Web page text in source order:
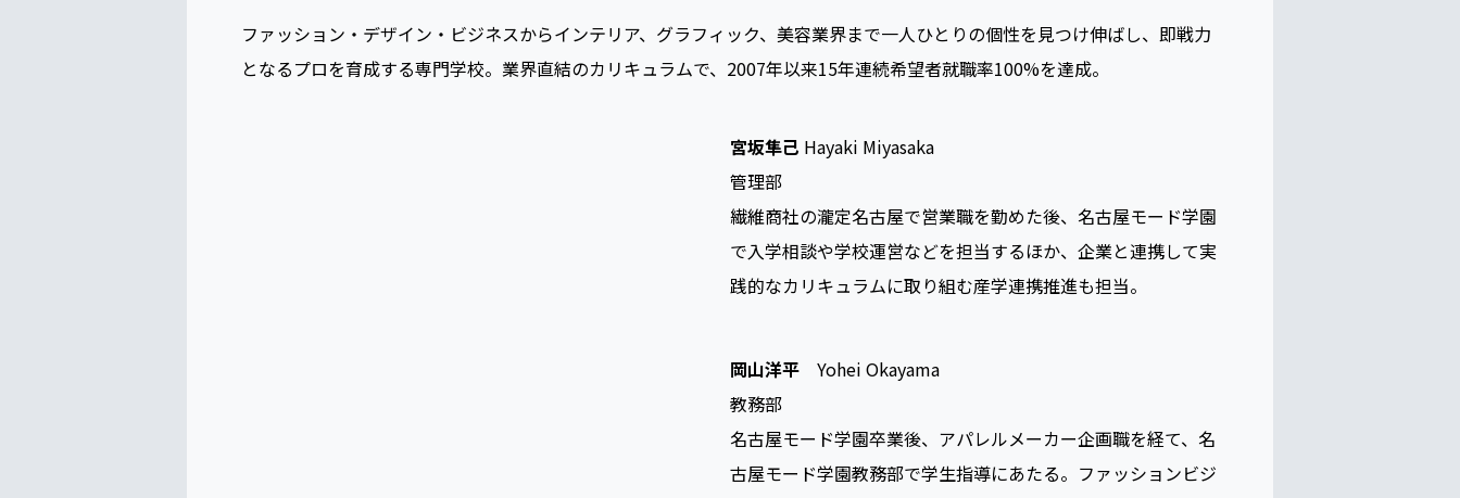
ファッション・デザイン・ビジネスからインテリア、グラフィック、美容業界まで一人ひとりの個性を見つけ伸ばし、即戦力
となるプロを育成する専門学校。業界直結のカリキュラムで、2007年以来15年連続希望者就職率100%を達成。
宮坂隼己 Hayaki Miyasaka
管理部
繊維商社の瀧定名古屋で営業職を勤めた後、名古屋モード学園
で入学相談や学校運営などを担当するほか、企業と連携して実
践的なカリキュラムに取り組む産学連携推進も担当。
岡山洋平 Yohei Okayama
教務部